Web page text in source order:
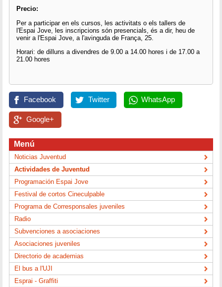
Precio:
Per a participar en els cursos, les activitats o els tallers de
l'Espai Jove, les inscripcions són presencials, és a dir, heu de
venir a l'Espai Jove, a l'avinguda de França, 25.
Horari: de dilluns a divendres de 9.00 a 14.00 hores i de 17.00 a
21.00 hores
Facebook Twitter WhatsApp
Google+
Menú
Noticias Juventud
Actividades de Juventud
Programación Espai Jove
Festival de cortos Cineculpable
Programa de Corresponsales juveniles
Radio
Subvenciones a asociaciones
Asociaciones juveniles
Directorio de academias
El bus a l'UJI
Esprai - Graffiti